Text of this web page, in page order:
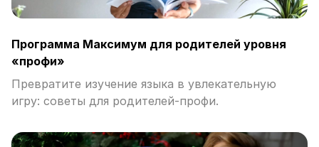
Программа Максимум для родителей уровня
«профи»
Превратите изучение языка в увлекательную
игру: советы для родителей-профи.